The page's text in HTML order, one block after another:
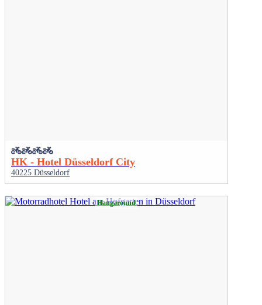
HK - Hotel Düsseldorf City
40225 Düsseldorf
Hangaround